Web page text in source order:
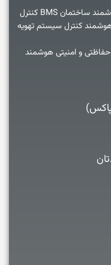
سیستم کنترل هوشمند سیستم مدیریت هوشمند ساختمان BMS کنترل
کنترل سیستم تهویه
و امنیتی هوشمند